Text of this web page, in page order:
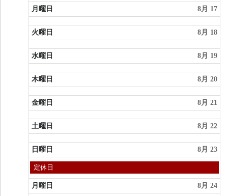
8
月
9th
2026
日,
8
16th
2026
月曜日 8月 17
火曜日 8月 18
水曜日 8月 19
木曜日 8月 20
金曜日 8月 21
土曜日 8月 22
日曜日 8月 23
日
曜
日,
8
定休日
月曜日 8月 24